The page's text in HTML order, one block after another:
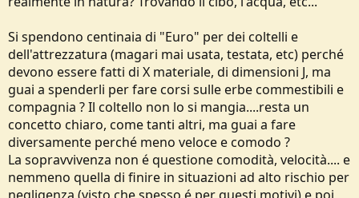
Si spendono centinaia di "Euro" per dei coltelli e
dell'attrezzatura (magari mai usata, testata, etc) perché
devono essere fatti di X materiale, di dimensioni J, ma
guai a spenderli per fare corsi sulle erbe commestibili e
compagnia ? Il coltello non lo si mangia....resta un
concetto chiaro, come tanti altri, ma guai a fare
diversamente perché meno veloce e comodo ?
La sopravvivenza non é questione comodità, velocità.... e
nemmeno quella di finire in situazioni ad alto rischio per